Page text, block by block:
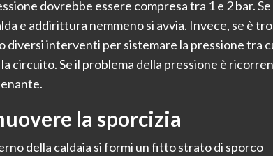
dovrebbe essere compresa tra 1 e 2 bar. Se
e addirittura nemmeno si avvia. Invece, se è
diversi interventi per sistemare la pressione tra
circuito. Se il problema della pressione è
la sporcizia
della caldaia si formi un fitto strato di sporco